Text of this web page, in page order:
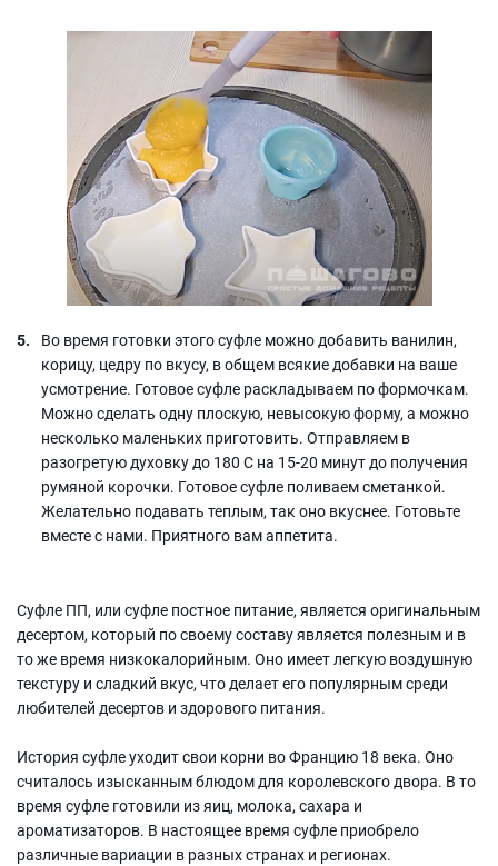
Во время готовки этого суфле можно добавить ванилин,
корицу, цедру по вкусу, в общем всякие добавки на ваше
усмотрение. Готовое суфле раскладываем по формочкам.
Можно сделать одну плоскую, невысокую форму, а можно
несколько маленьких приготовить. Отправляем в
разогретую духовку до 180 C на 15-20 минут до получения
румяной корочки. Готовое суфле поливаем сметанкой.
Желательно подавать теплым, так оно вкуснее. Готовьте
вместе с нами. Приятного вам аппетита.
Суфле ПП, или суфле постное питание, является оригинальным
десертом, который по своему составу является полезным и в
то же время низкокалорийным. Оно имеет легкую воздушную
текстуру и сладкий вкус, что делает его популярным среди
любителей десертов и здорового питания.
История суфле уходит свои корни во Францию 18 века. Оно
считалось изысканным блюдом для королевского двора. В то
время суфле готовили из яиц, молока, сахара и
ароматизаторов. В настоящее время суфле приобрело
различные вариации в разных странах и регионах.